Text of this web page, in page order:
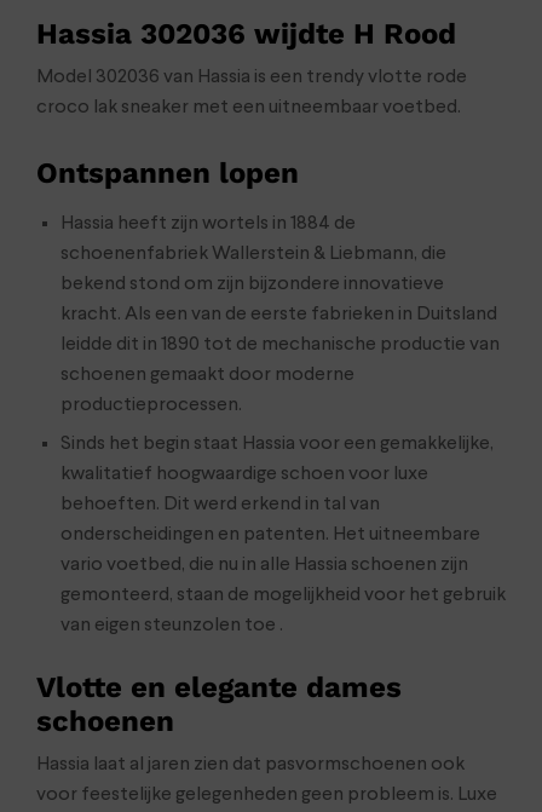
Hassia 302036 wijdte H Rood
Model 302036 van Hassia is een trendy vlotte rode
croco lak sneaker met een uitneembaar voetbed.
Ontspannen lopen
Hassia heeft zijn wortels in 1884 de
schoenenfabriek Wallerstein & Liebmann, die
bekend stond om zijn bijzondere innovatieve
kracht. Als een van de eerste fabrieken in Duitsland
leidde dit in 1890 tot de mechanische productie van
schoenen gemaakt door moderne
productieprocessen.
Sinds het begin staat Hassia voor een gemakkelijke,
kwalitatief hoogwaardige schoen voor luxe
behoeften. Dit werd erkend in tal van
onderscheidingen en patenten. Het uitneembare
vario voetbed, die nu in alle Hassia schoenen zijn
gemonteerd, staan de mogelijkheid voor het gebruik
van eigen steunzolen toe .
Vlotte en elegante dames
schoenen
Hassia laat al jaren zien dat pasvormschoenen ook
voor feestelijke gelegenheden geen probleem is. Luxe